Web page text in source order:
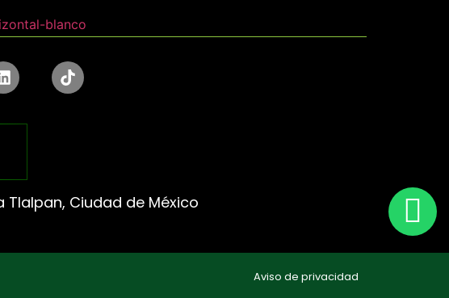
Tlalpan, Ciudad de México
Aviso de privacidad